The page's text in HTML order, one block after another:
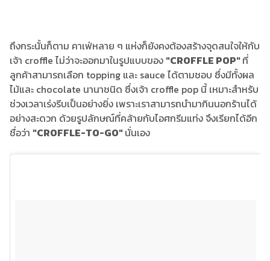
ถึงกระนั้นก็ตาม คาเฟ่หลาย ๆ แห่งก็ยังคงต้องสร้างจุดสนใจให้กับ
เจ้า croffle ไม่ว่าจะออกมาในรูปแบบของ "CROFFLE POP"ที่
ลูกค้าสามารถเลือก topping และ sauce ได้ตามชอบ ซึ่งมีทั้งผล
ไม้และ chocolate นานาชนิด ซึ่งเจ้า croffle pop นี้ เหมาะสำหรับ
ช่วงเวลาเร่งรีบเป็นอย่างยิ่ง เพราะเราสามารถนำมากินนอกร้านได้
อย่างสะดวก ด้วยรูปลักษณ์ที่คล้ายกับไอศกรีมแท่ง จึงเรียกได้อีก
ชื่อว่า "CROFFLE-TO-GO"นั่นเอง